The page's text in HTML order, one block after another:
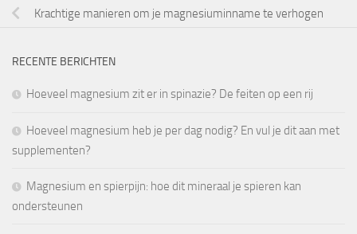
Krachtige manieren om je magnesiuminname te verhogen
RECENTE BERICHTEN
Hoeveel magnesium zit er in spinazie? De feiten op een rij
Hoeveel magnesium heb je per dag nodig? En vul je dit aan met
supplementen?
Magnesium en spierpijn: hoe dit mineraal je spieren kan
ondersteunen